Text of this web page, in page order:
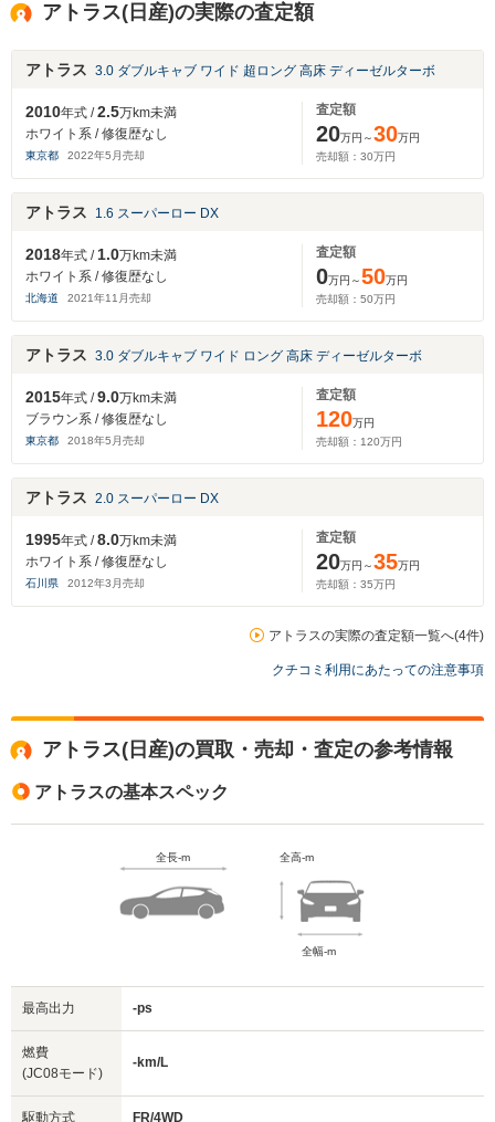
アトラス(日産)の実際の査定額
アトラス 3.0 ダブルキャブ ワイド 超ロング 高床 ディーゼルターボ
2010年式 /2.5万km未満
ホワイト系 / 修復歴なし
東京都 2022年5 月売却
査定額
20万円～30万円
売却額： 30万円
アトラス 1.6 スーパーロー DX
2018年式 /1.0万km未満
ホワイト系 / 修復歴なし
北海道 2021年11 月売却
査定額
0万円～50万円
売却額： 50万円
アトラス 3.0 ダブルキャブ ワイド ロング 高床 ディーゼルターボ
2015年式 /9.0万km未満
ブラウン系 / 修復歴なし
東京都 2018年5 月売却
査定額
120万円
売却額： 120万円
アトラス 2.0 スーパーロー DX
1995年式 /8.0万km未満
ホワイト系 / 修復歴なし
石川県 2012年3 月売却
査定額
20万円～35万円
売却額： 35万円
アトラスの実際の査定額一覧へ(4件)
クチコミ利用にあたっての注意事項
アトラス(日産)の買取・売却・査定の参考情報
アトラスの基本スペック
全長-m 全高-m
全幅-m
最高出力 -ps
燃費
(JC08モード)
-km/L
駆動方式 FR/4WD